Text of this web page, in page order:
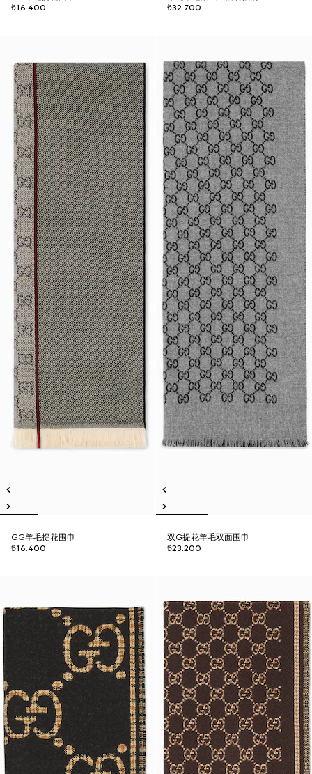
₺16.400
₺32.700
GG羊毛提花围巾
₺16.400
双G提花羊毛双面围巾
₺23.200